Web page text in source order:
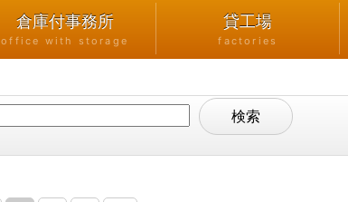
倉庫付事務所
office with storage
貸工場
factories